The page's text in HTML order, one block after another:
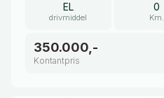
EL
drivmiddel
0
Km.
350.000,-
Kontantpris